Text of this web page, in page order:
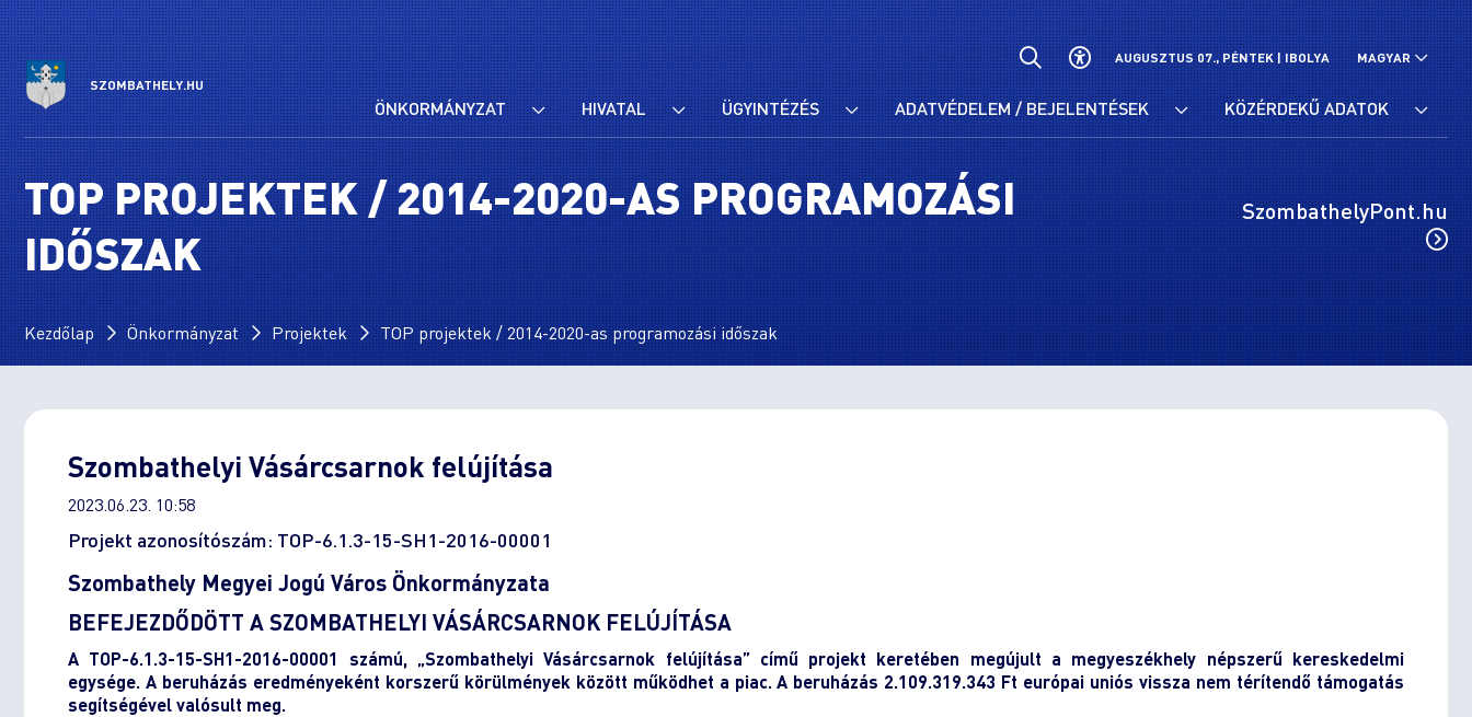
SZOMBATHELY.HU
AUGUSZTUS 07., PÉNTEK |IBOLYA MAGYAR
ÖNKORMÁNYZAT HIVATAL ÜGYINTÉZÉS ADATVÉDELEM / BEJELENTÉSEK KÖZÉRDEKŰ ADATOK
TOP PROJEKTEK / 2014-2020-AS PROGRAMOZÁSI
IDŐSZAK
SzombathelyPont.hu
Kezdőlap Önkormányzat Projektek TOP projektek / 2014-2020-as programozási időszak
Szombathelyi Vásárcsarnok felújítása
2023.06.23. 10:58
Projekt azonosítószám: TOP-6.1.3-15-SH1-2016-00001
Szombathely Megyei Jogú Város Önkormányzata
BEFEJEZDŐDÖTT A SZOMBATHELYI VÁSÁRCSARNOK FELÚJÍTÁSA
A TOP-6.1.3-15-SH1-2016-00001 számú, „Szombathelyi Vásárcsarnok felújítása” című projekt keretében megújult a megyeszékhely népszerű kereskedelmi
egysége. A beruházás eredményeként korszerű körülmények között működhet a piac. A beruházás 2.109.319.343 Ft európai uniós vissza nem térítendő támogatás
segítségével valósult meg.